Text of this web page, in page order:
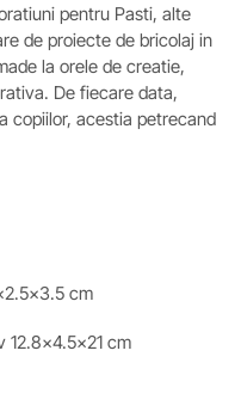
pentru Pasti, alte
de proiecte de bricolaj in
la orele de creatie,
De fiecare data,
copiilor, acestia petrecand
cm
12.8×4.5×21 cm